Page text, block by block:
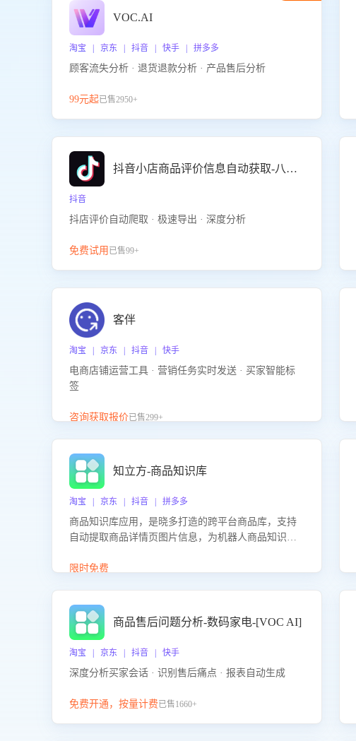
VOC.AI
淘宝 | 京东 | 抖音 | 快手 | 拼多多
顾客流失分析 · 退货退款分析 · 产品售后分析
99元起已售2950+
抖音小店商品评价信息自动获取-八爪鱼
抖音
抖店评价自动爬取 · 极速导出 · 深度分析
免费试用 已售99+
客伴
淘宝 | 京东 | 抖音 | 快手
电商店铺运营工具 · 营销任务实时发送 · 买家智能标
签
咨询获取报价已售299+
知立方-商品知识库
淘宝 | 京东 | 抖音 | 拼多多
商品知识库应用，是晓多打造的跨平台商品库，支持
自动提取商品详情页图片信息，为机器人商品知识问
商品知识。
限时免费
商品售后问题分析-数码家电-[VOC AI]
淘宝 | 京东 | 抖音 | 快手
深度分析买家会话 · 识别售后痛点 · 报表自动生成
免费开通，按量计费已售1660+